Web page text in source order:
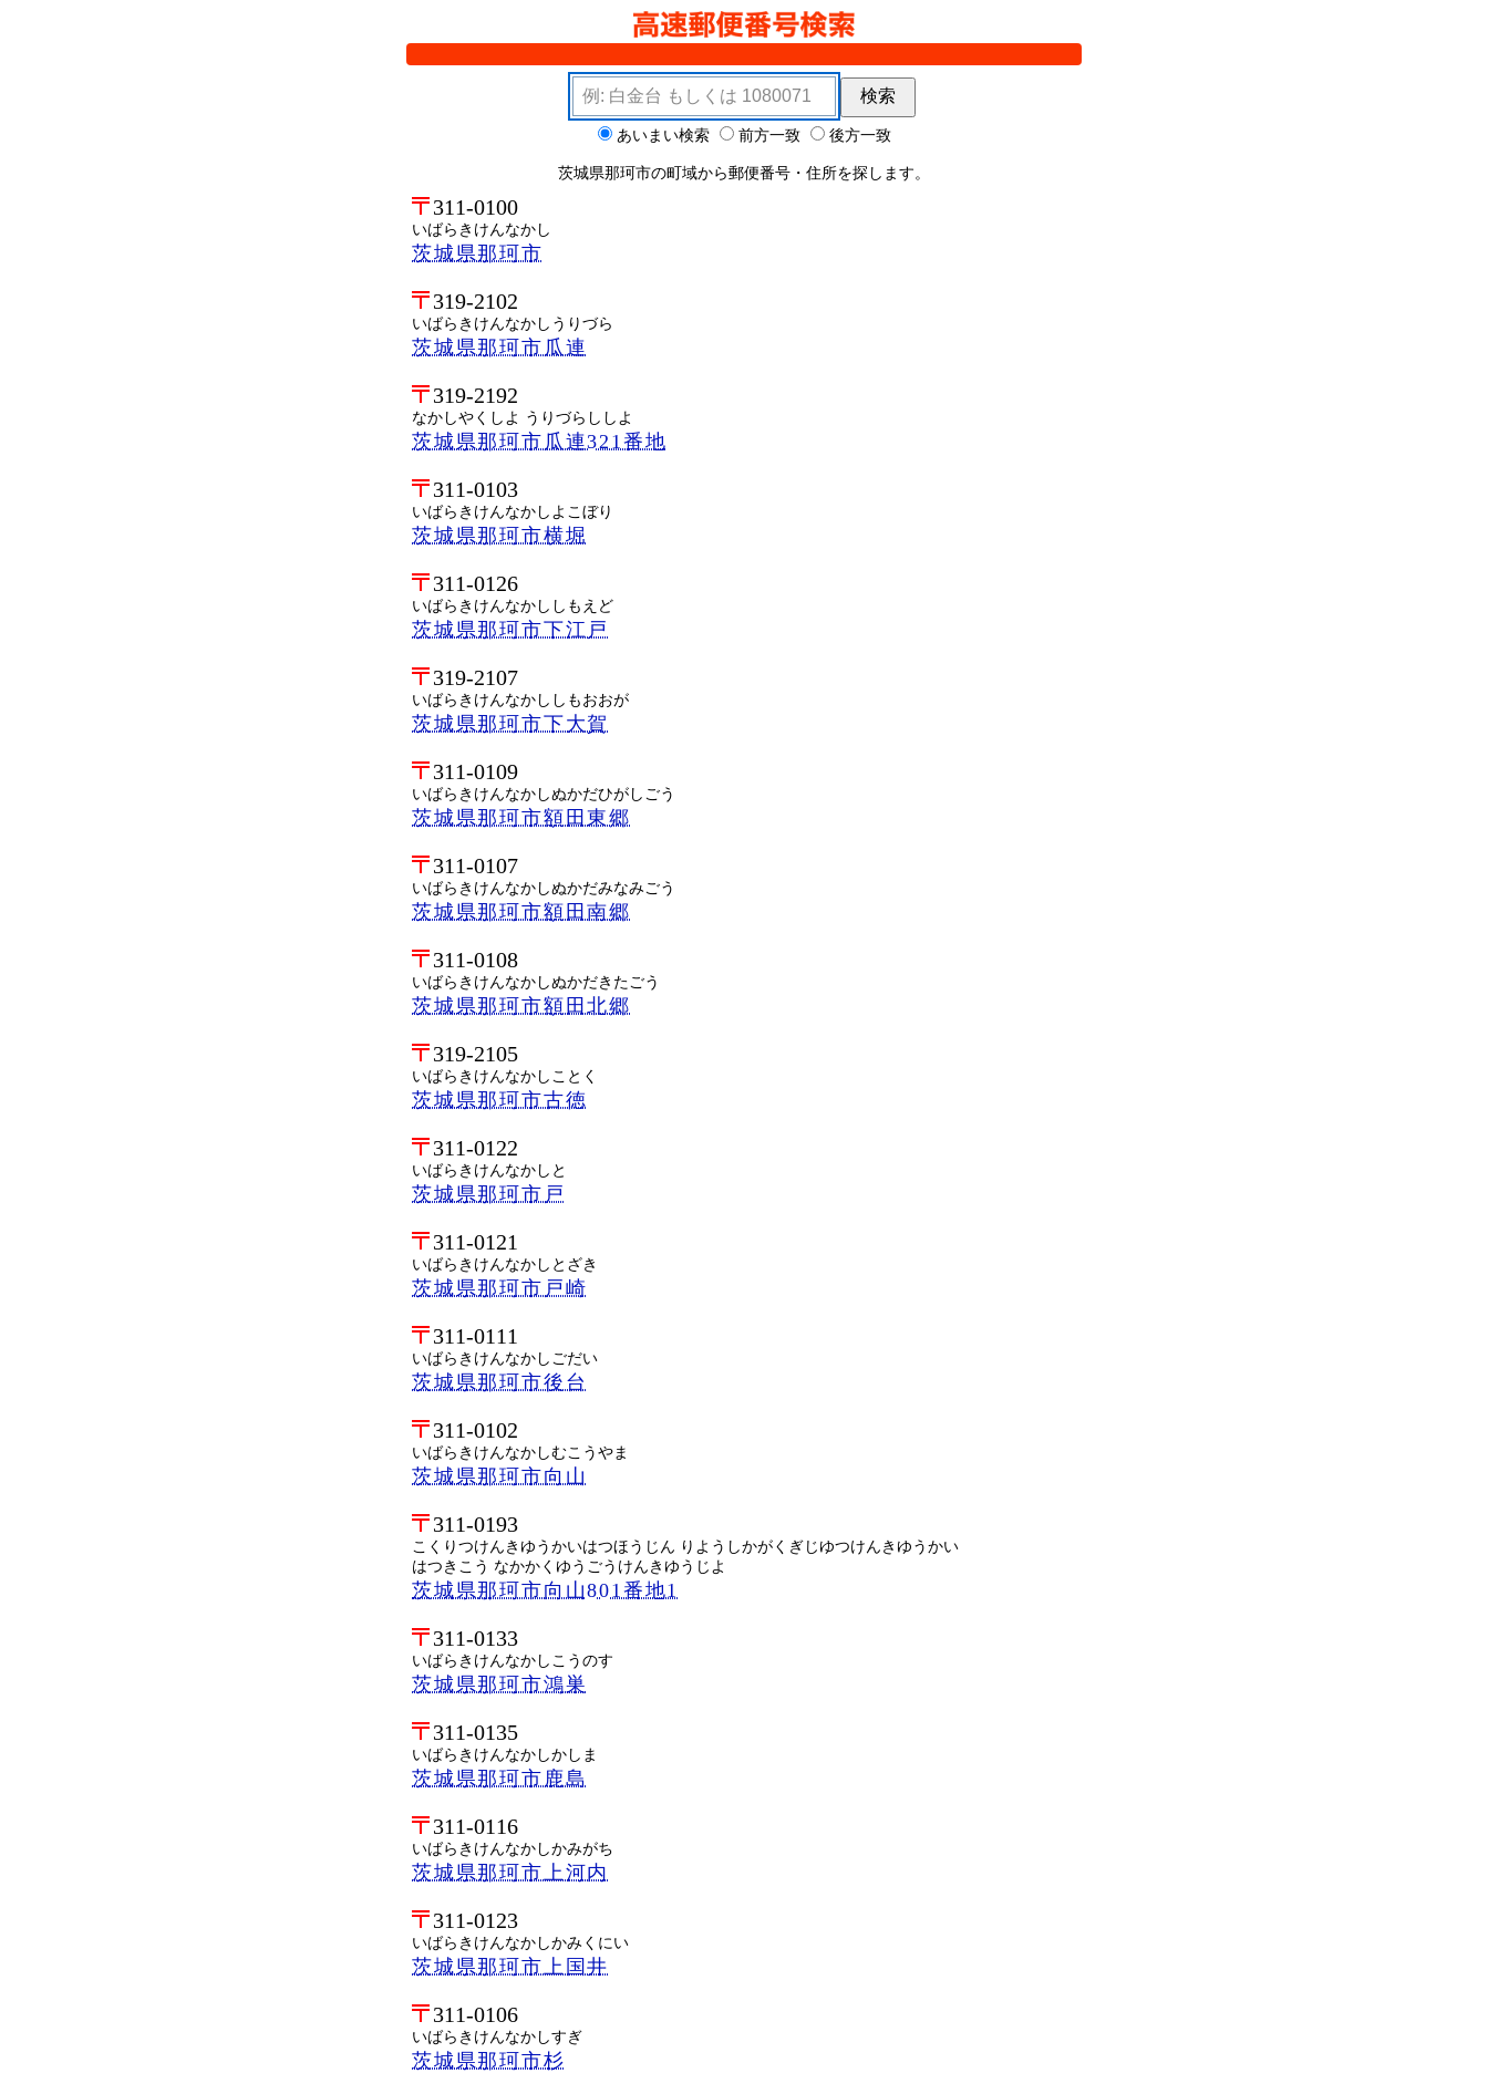
検索キーワード
検索
あいまい検索 前方一致 後方一致
茨城県那珂市の町域から郵便番号・住所を探します。
311-0100
いばらきけんなかし
茨城県那珂市
319-2102
いばらきけんなかしうりづら
茨城県那珂市瓜連
319-2192
なかしやくしよ うりづらししよ
茨城県那珂市瓜連321番地
311-0103
いばらきけんなかしよこぼり
茨城県那珂市横堀
311-0126
いばらきけんなかししもえど
茨城県那珂市下江戸
319-2107
いばらきけんなかししもおおが
茨城県那珂市下大賀
311-0109
いばらきけんなかしぬかだひがしごう
茨城県那珂市額田東郷
311-0107
いばらきけんなかしぬかだみなみごう
茨城県那珂市額田南郷
311-0108
いばらきけんなかしぬかだきたごう
茨城県那珂市額田北郷
319-2105
いばらきけんなかしことく
茨城県那珂市古徳
311-0122
いばらきけんなかしと
茨城県那珂市戸
311-0121
いばらきけんなかしとざき
茨城県那珂市戸崎
311-0111
いばらきけんなかしごだい
茨城県那珂市後台
311-0102
いばらきけんなかしむこうやま
茨城県那珂市向山
311-0193
こくりつけんきゆうかいはつほうじん りようしかがくぎじゆつけんきゆうかい
はつきこう なかかくゆうごうけんきゆうじよ
茨城県那珂市向山801番地1
311-0133
いばらきけんなかしこうのす
茨城県那珂市鴻巣
311-0135
いばらきけんなかしかしま
茨城県那珂市鹿島
311-0116
いばらきけんなかしかみがち
茨城県那珂市上河内
311-0123
いばらきけんなかしかみくにい
茨城県那珂市上国井
311-0106
いばらきけんなかしすぎ
茨城県那珂市杉